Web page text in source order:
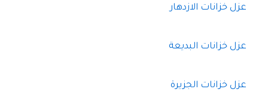
عزل خزانات الازدهار
عزل خزانات البديعة
عزل خزانات الجزيرة